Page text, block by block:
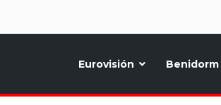
Eurovisión